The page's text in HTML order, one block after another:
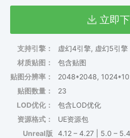
立即
支持引擎：
虚幻4引擎, 虚幻5引擎
材质贴图：
包含贴图
贴图分辨率：
2048*2048,
贴图数量：
23
LOD优化：
包含LOD优化
资源格式：
UE资源包
Unreal版
4.12 – 4.27 | 5.0 – 5.4